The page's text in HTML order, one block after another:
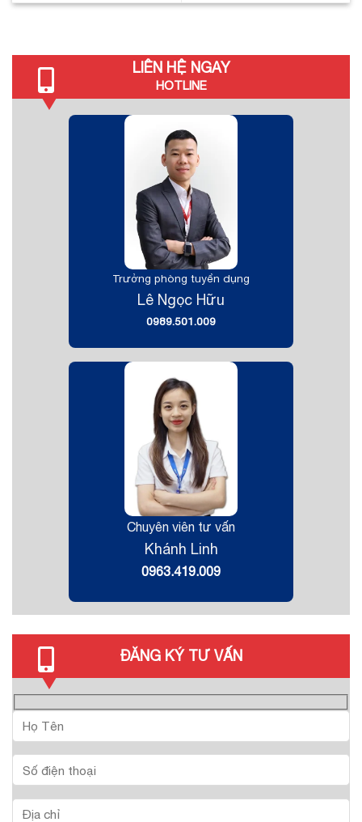
LIÊN HỆ NGAY
HOTLINE
Trưởng phòng tuyển dụng
Lê Ngọc Hữu
0989.501.009
Chuyên viên tư vấn
Khánh Linh
0963.419.009
ĐĂNG KÝ TƯ VẤN